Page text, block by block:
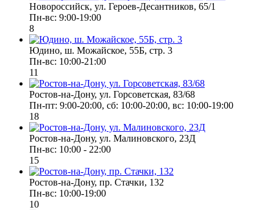
Новороссийск, ул. Героев-Десантников, 65/1
Пн-вс: 9:00-19:00
8
Юдино, ш. Можайское, 55Б, стр. 3
Пн-вс: 10:00-21:00
11
Ростов-на-Дону, ул. Горсоветская, 83/68
Пн-пт: 9:00-20:00, сб: 10:00-20:00, вс: 10:00-19:00
18
Ростов-на-Дону, ул. Малиновского, 23Д
Пн-вс: 10:00 - 22:00
15
Ростов-на-Дону, пр. Стачки, 132
Пн-вс: 10:00-19:00
10